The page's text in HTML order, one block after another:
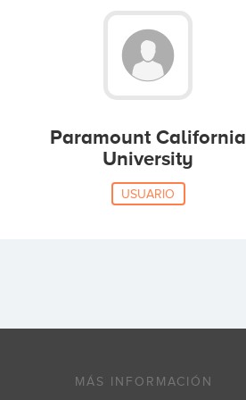
Paramount California
University
USUARIO
MÁS INFORMACIÓN